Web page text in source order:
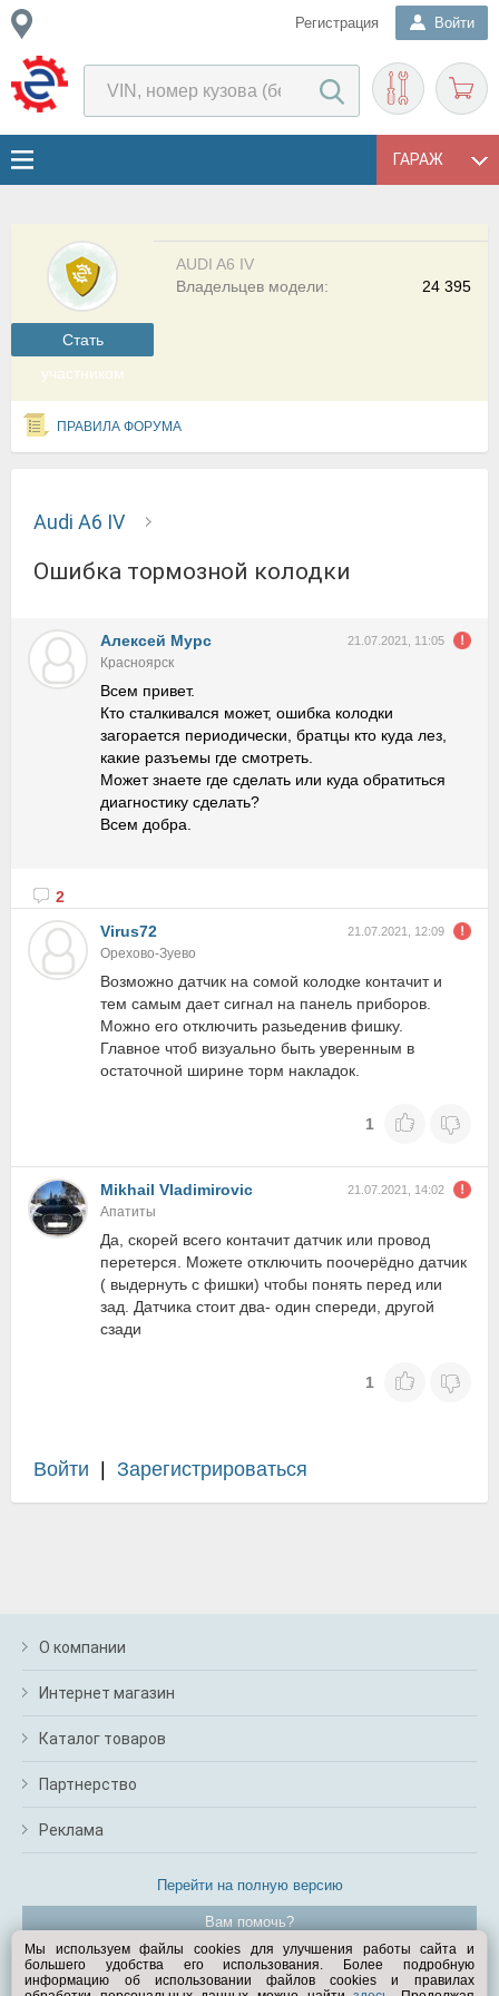
Регистрация Войти
ГАРАЖ
Cтать
участником
AUDI A6 IV
24 395
Владельцев модели:
ПРАВИЛА ФОРУМА
Audi A6 IV
Ошибка тормозной колодки
Алексей Мурс 21.07.2021, 11:05
Красноярск
Всем привет.
Кто сталкивался может, ошибка колодки
загорается периодически, братцы кто куда лез,
какие разъемы где смотреть.
Может знаете где сделать или куда обратиться
диагностику сделать?
Всем добра.
2
Virus72
21.07.2021, 12:09
Орехово-Зуево
Возможно датчик на сомой колодке контачит и
тем самым дает сигнал на панель приборов.
Можно его отключить разьеденив фишку.
Главное чтоб визуально быть уверенным в
остаточной ширине торм накладок.
1
Mikhail Vladimirovic 21.07.2021, 14:02
Апатиты
Да, скорей всего контачит датчик или провод
перетерся. Можете отключить поочерёдно датчик
( выдернуть с фишки) чтобы понять перед или
зад. Датчика стоит два- один спереди, другой
сзади
1
Войти Зарегистрироваться
О компании
Интернет магазин
Каталог товаров
Партнерство
Реклама
Перейти на полную версию
Вам помочь?
© Exist.ru 1998—2026
Мы используем файлы cookies для улучшения работы сайта и
большего удобства его использования. Более подробную
информацию об использовании файлов cookies и правилах